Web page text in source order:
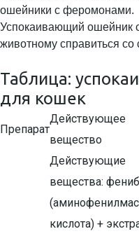
ошейники с феромонами.
Успокаивающий ошейник
животному справиться со
Таблица:
для кошек
Препарат
Действующее
вещество
Действующие
вещества:
кислота) +